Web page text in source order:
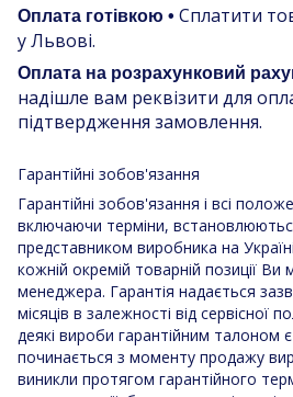
Оплата готівкою • Сплатити
у Львові.
Оплата на розрахунковий
надішле вам реквізити для
підтвердження замовлення.
Гарантійні зобов'язання
Гарантійні зобов'язання і всі
включаючи терміни,
представником виробника на
кожній окремій товарній позиції
менеджера. Гарантія надається
місяців в залежності від сервісної
деякі вироби гарантійним талоном
починається з моменту продажу
виникли протягом гарантійного